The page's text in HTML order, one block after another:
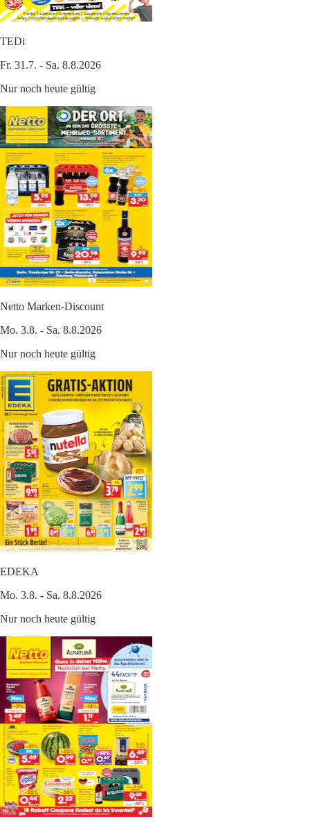
TEDi
Fr. 31.7. - Sa. 8.8.2026
Nur noch heute gültig
Netto Marken-Discount
Mo. 3.8. - Sa. 8.8.2026
Nur noch heute gültig
EDEKA
Mo. 3.8. - Sa. 8.8.2026
Nur noch heute gültig